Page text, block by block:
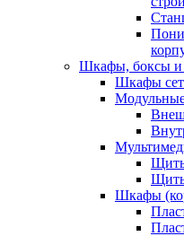
Шкафы, боксы
Шкафы
Щиты
Шкафы